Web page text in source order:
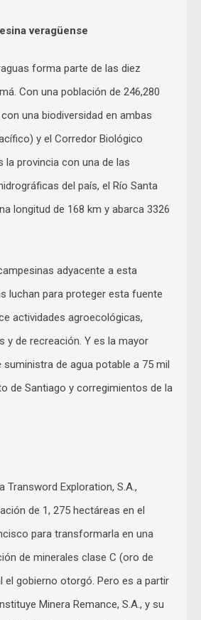
veragüense
forma parte de las diez
Con una población de 246,280
una biodiversidad en ambas
y el Corredor Biológico
la provincia con una de las
del país, el Río Santa
longitud de 168 km y abarca 3326
adyacente a esta
luchan para proteger esta fuente
actividades agroecológicas,
y de recreación. Y es la mayor
de agua potable a 75 mil
de Santiago y corregimientos de la
Transword Exploration, S.A.,
de 1, 275 hectáreas en el
para transformarla en una
de minerales clase C (oro de
el gobierno otorgó. Pero es a partir
Minera Remance, S.A., y su